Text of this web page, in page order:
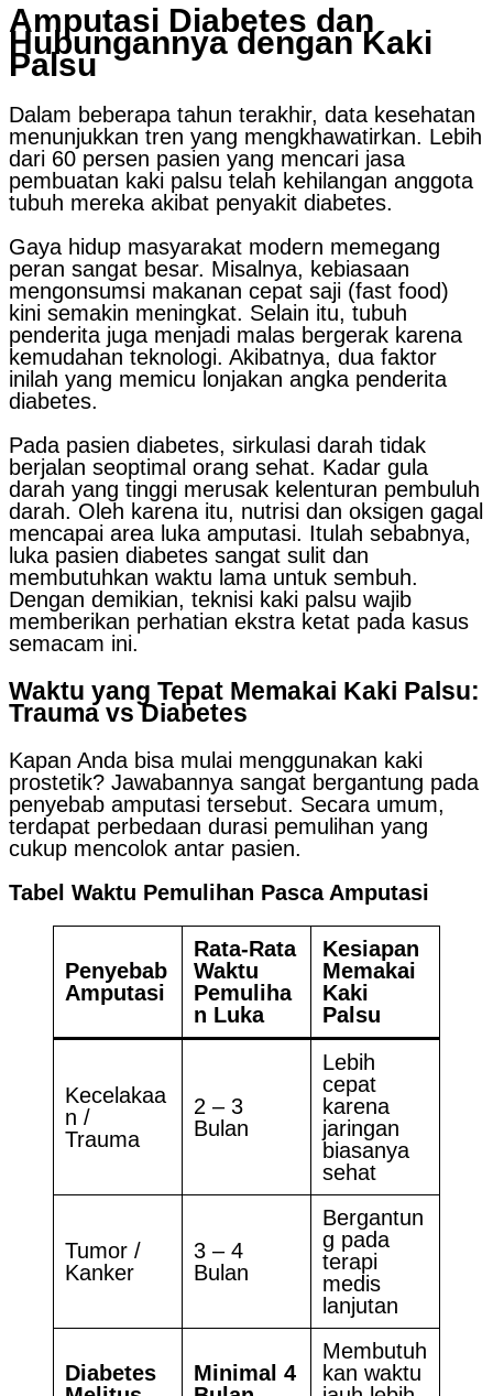
Amputasi Diabetes dan
Hubungannya dengan Kaki
Palsu
Dalam beberapa tahun terakhir, data kesehatan
menunjukkan tren yang mengkhawatirkan. Lebih
dari 60 persen pasien yang mencari jasa
pembuatan kaki palsu telah kehilangan anggota
tubuh mereka akibat penyakit diabetes.
Gaya hidup masyarakat modern memegang
peran sangat besar. Misalnya, kebiasaan
mengonsumsi makanan cepat saji (fast food)
kini semakin meningkat. Selain itu, tubuh
penderita juga menjadi malas bergerak karena
kemudahan teknologi. Akibatnya, dua faktor
inilah yang memicu lonjakan angka penderita
diabetes.
Pada pasien diabetes, sirkulasi darah tidak
berjalan seoptimal orang sehat. Kadar gula
darah yang tinggi merusak kelenturan pembuluh
darah. Oleh karena itu, nutrisi dan oksigen gagal
mencapai area luka amputasi. Itulah sebabnya,
luka pasien diabetes sangat sulit dan
membutuhkan waktu lama untuk sembuh.
Dengan demikian, teknisi kaki palsu wajib
memberikan perhatian ekstra ketat pada kasus
semacam ini.
Waktu yang Tepat Memakai Kaki Palsu:
Trauma vs Diabetes
Kapan Anda bisa mulai menggunakan kaki
prostetik? Jawabannya sangat bergantung pada
penyebab amputasi tersebut. Secara umum,
terdapat perbedaan durasi pemulihan yang
cukup mencolok antar pasien.
Tabel Waktu Pemulihan Pasca Amputasi
Penyebab
Amputasi
Rata-Rata
Waktu
Pemuliha
n Luka
Kesiapan
Memakai
Kaki
Palsu
Kecelakaa
n /
Trauma
2 – 3
Bulan
Lebih
cepat
karena
jaringan
biasanya
sehat
Tumor /
Kanker
3 – 4
Bulan
Bergantun
g pada
terapi
medis
lanjutan
Diabetes
Minimal 4
Membutuh
kan waktu